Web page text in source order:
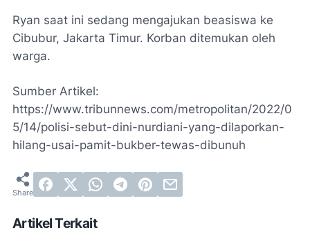
Ryan saat ini sedang mengajukan beasiswa ke
Cibubur, Jakarta Timur. Korban ditemukan oleh
warga.
Sumber Artikel:
https://www.tribunnews.com/metropolitan/2022/0
5/14/polisi-sebut-dini-nurdiani-yang-dilaporkan-
hilang-usai-pamit-bukber-tewas-dibunuh
Artikel Terkait